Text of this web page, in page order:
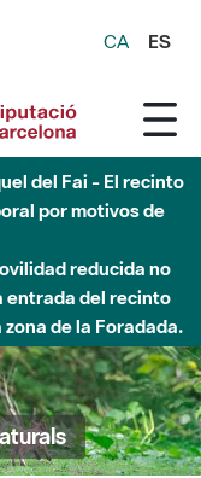
CA ES
del Fai - El recinto
por motivos de
reducida no
entrada del recinto
de la Foradada.